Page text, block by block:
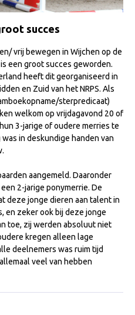
naam
succes
vrij bewegen in Wijchen op de
een groot succes geworden.
heeft dit georganiseerd in
en Zuid van het NRPS. Als
sterpredicaat)
welkom op vrijdagavond 20 of
3-jarige of oudere merries te
in deskundige handen van
aangemeld. Daaronder
2-jarige ponymerrie. De
deze jonge dieren aan talent in
en zeker ook bij deze jonge
toe, zij werden absoluut niet
kregen alleen lage
deelnemers was ruim tijd
veel van hebben